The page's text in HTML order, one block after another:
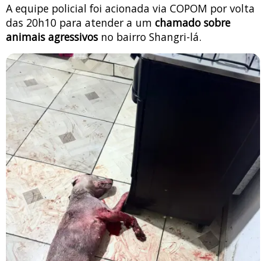
A equipe policial foi acionada via COPOM por volta
das 20h10 para atender a um chamado sobre
animais agressivos no bairro Shangri-lá.